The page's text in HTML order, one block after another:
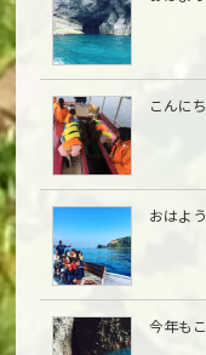
こんに
おはよ
今年も